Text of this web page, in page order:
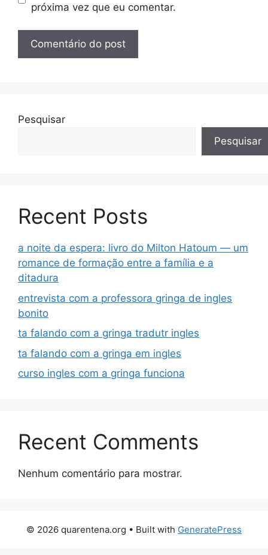
próxima vez que eu comentar.
Pesquisar
Pesquisar
Recent Posts
a noite da espera: livro do Milton Hatoum — um
romance de formação entre a família e a
ditadura
entrevista com a professora gringa de ingles
bonito
ta falando com a gringa tradutr ingles
ta falando com a gringa em ingles
curso ingles com a gringa funciona
Recent Comments
Nenhum comentário para mostrar.
© 2026 quarentena.org • Built with GeneratePress